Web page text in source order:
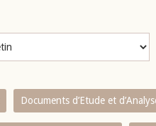
Documents d’Etude et